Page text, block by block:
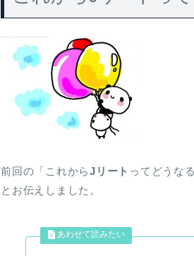
前回の「これからJリート ってどうな
とお伝えしました。